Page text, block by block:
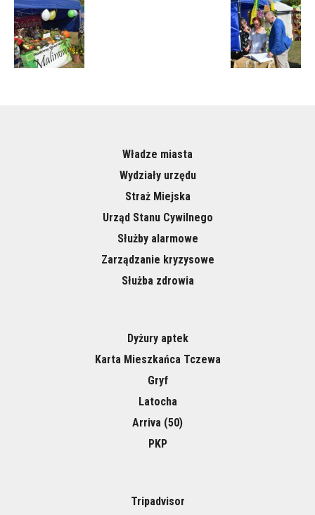
Władze miasta
Wydziały urzędu
Straż Miejska
Urząd Stanu Cywilnego
Służby alarmowe
Zarządzanie kryzysowe
Służba zdrowia
Dyżury aptek
Karta Mieszkańca Tczewa
Gryf
Latocha
Arriva (50)
PKP
Tripadvisor